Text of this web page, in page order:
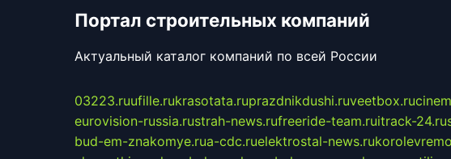
Портал строительных компаний
Актуальный каталог компаний по всей России
03223.ruufille.rukrasotata.ruprazdnikdushi.ruveetbox.ru
eurovision-russia.rustrah-news.rufreeride-team.ruitrack-24.ru
bud-em-znakomye.rua-cdc.ruelektrostal-news.ru